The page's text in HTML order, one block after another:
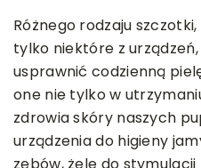
Różnego rodzaju
tylko niektóre z
usprawnić codzienną
one nie tylko w
zdrowia skóry naszych
urządzenia do higieny
zębów, żele do